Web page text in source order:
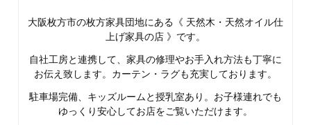
大阪枚方市の枚方家具団地にある《 天然木・天然オイル仕
上げ家具の店 》です。
自社工房と連携して、家具の修理やお手入れ方法も丁寧に
お伝え致します。カーテン・ラグも充実しております。
駐車場完備、キッズルームと授乳室あり。お子様連れでも
ゆっくり安心してお店をご覧いただけます。